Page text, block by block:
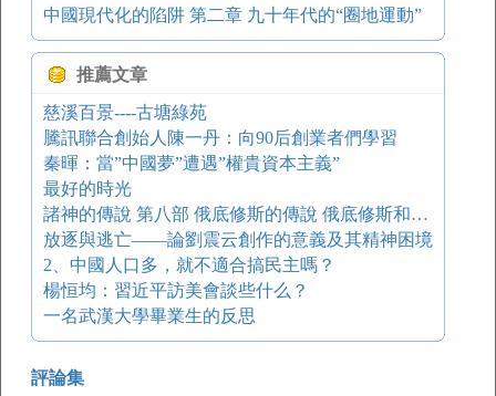
中國現代化的陷阱 第二章 九十年代的“圈地運動”
推薦文章
慈溪百景----古塘綠苑
騰訊聯合創始人陳一丹：向90后創業者們學習
秦暉：當”中國夢”遭遇”權貴資本主義”
最好的時光
諸神的傳說 第八部 俄底修斯的傳說 俄底修斯和珀涅羅珀
放逐與逃亡——論劉震云創作的意義及其精神困境
2、中國人口多，就不適合搞民主嗎？
楊恒均：習近平訪美會談些什么？
一名武漢大學畢業生的反思
評論集